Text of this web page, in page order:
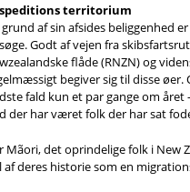
territorium
grund af sin afsides beliggenhed
Godt af vejen fra
flåde (RNZN) og
begiver sig til disse øer.
fald kun et par gange om
der har været folk der har sat
Mãori, det oprindelige folk i New
af deres historie som en